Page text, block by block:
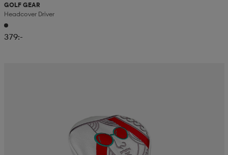
GOLF GEAR
Headcover Driver
379:-